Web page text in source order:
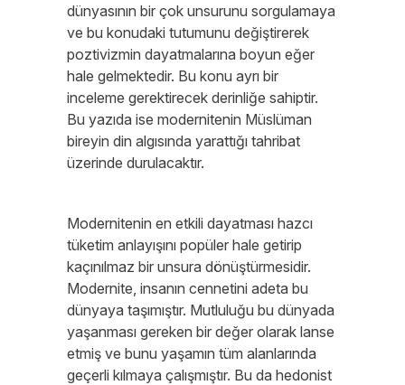
dünyasının bir çok unsurunu sorgulamaya
ve bu konudaki tutumunu değiştirerek
poztivizmin dayatmalarına boyun eğer
hale gelmektedir. Bu konu ayrı bir
inceleme gerektirecek derinliğe sahiptir.
Bu yazıda ise modernitenin Müslüman
bireyin din algısında yarattığı tahribat
üzerinde durulacaktır.
Modernitenin en etkili dayatması hazcı
tüketim anlayışını popüler hale getirip
kaçınılmaz bir unsura dönüştürmesidir.
Modernite, insanın cennetini adeta bu
dünyaya taşımıştır. Mutluluğu bu dünyada
yaşanması gereken bir değer olarak lanse
etmiş ve bunu yaşamın tüm alanlarında
geçerli kılmaya çalışmıştır. Bu da hedonist